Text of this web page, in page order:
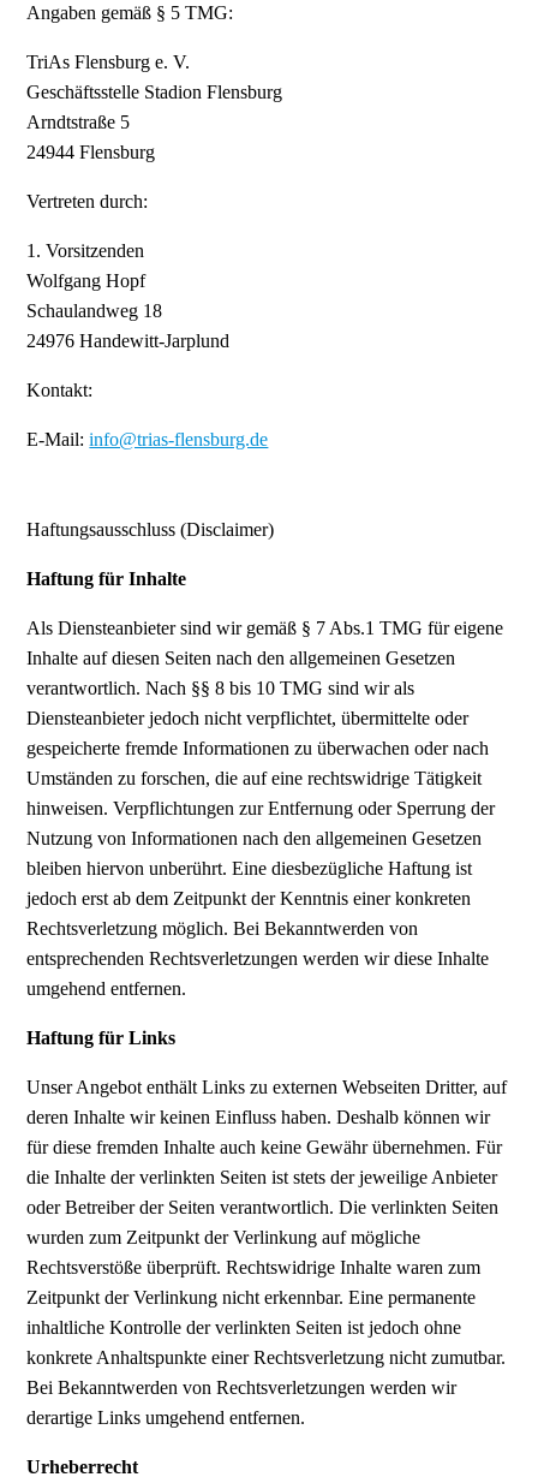
Angaben gemäß § 5 TMG:
TriAs Flensburg e. V.
Geschäftsstelle Stadion Flensburg
Arndtstraße 5
24944 Flensburg
Vertreten durch:
1. Vorsitzenden
Wolfgang Hopf
Schaulandweg 18
24976 Handewitt-Jarplund
Kontakt:
E-Mail:info@trias-flensburg.de
Haftungsausschluss (Disclaimer)
Haftung für Inhalte
Als Diensteanbieter sind wir gemäß § 7 Abs.1 TMG für eigene
Inhalte auf diesen Seiten nach den allgemeinen Gesetzen
verantwortlich. Nach §§ 8 bis 10 TMG sind wir als
Diensteanbieter jedoch nicht verpflichtet, übermittelte oder
gespeicherte fremde Informationen zu überwachen oder nach
Umständen zu forschen, die auf eine rechtswidrige Tätigkeit
hinweisen. Verpflichtungen zur Entfernung oder Sperrung der
Nutzung von Informationen nach den allgemeinen Gesetzen
bleiben hiervon unberührt. Eine diesbezügliche Haftung ist
jedoch erst ab dem Zeitpunkt der Kenntnis einer konkreten
Rechtsverletzung möglich. Bei Bekanntwerden von
entsprechenden Rechtsverletzungen werden wir diese Inhalte
umgehend entfernen.
Haftung für Links
Unser Angebot enthält Links zu externen Webseiten Dritter, auf
deren Inhalte wir keinen Einfluss haben. Deshalb können wir
für diese fremden Inhalte auch keine Gewähr übernehmen. Für
die Inhalte der verlinkten Seiten ist stets der jeweilige Anbieter
oder Betreiber der Seiten verantwortlich. Die verlinkten Seiten
wurden zum Zeitpunkt der Verlinkung auf mögliche
Rechtsverstöße überprüft. Rechtswidrige Inhalte waren zum
Zeitpunkt der Verlinkung nicht erkennbar. Eine permanente
inhaltliche Kontrolle der verlinkten Seiten ist jedoch ohne
konkrete Anhaltspunkte einer Rechtsverletzung nicht zumutbar.
Bei Bekanntwerden von Rechtsverletzungen werden wir
derartige Links umgehend entfernen.
Urheberrecht